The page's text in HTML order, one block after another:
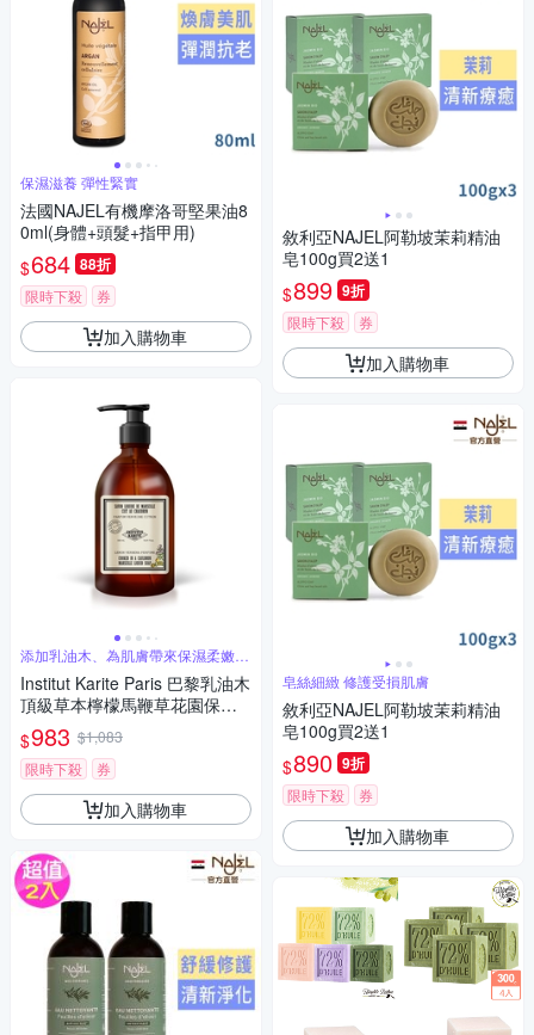
保濕滋養 彈性緊實
法國NAJEL有機摩洛哥堅果油8
0ml(身體+頭髮+指甲用)
$684 88折
限時下殺 券
加入購物車
添加乳油木、為肌膚帶來保濕柔嫩和
舒適感
Institut Karite Paris 巴黎乳油木
頂級草本檸檬馬鞭草花園保濕
馬賽液體皂 500ml
$983 $1,083
限時下殺
券
加入購物車
敘利亞NAJEL阿勒坡茉莉精油
皂100g買2送1
$899 9折
限時下殺 券
加入購物車
皂絲細緻 修護受損肌膚
敘利亞NAJEL阿勒坡茉莉精油
皂100g買2送1
$890 9折
限時下殺 券
加入購物車